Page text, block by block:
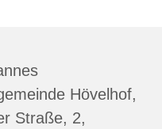
Hövelhof,
Straße, 2,